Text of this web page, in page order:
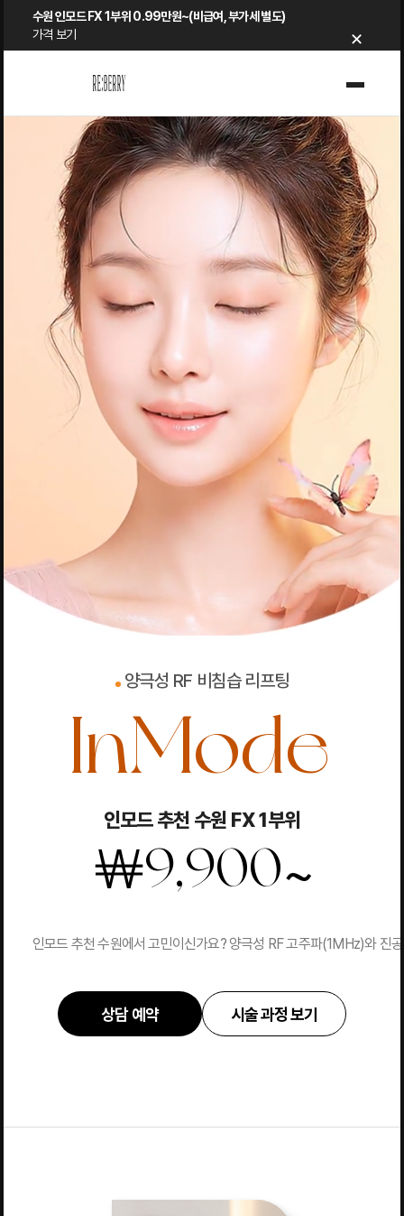
수원 인모드 FX 1부위 0.99만원~(비급여, 부가세 별도)
가격 보기
×
양극성 RF 비침습 리프팅
InMode
인모드 추천 수원 FX 1부위
￦9,900~
인모드 추천 수원에서 고민이신가요? 양극성 RF 고주파(1MHz)와 진
상담 예약 시술 과정 보기